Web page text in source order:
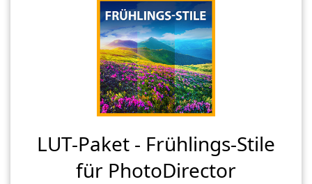
LUT-Paket - Frühlings-Stile
für PhotoDirector